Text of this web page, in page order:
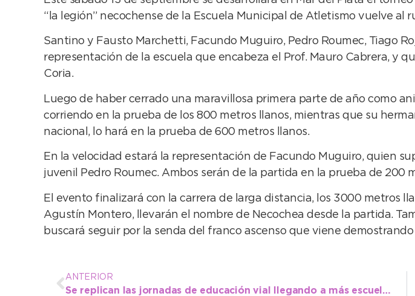
“la legión” necochense de la Escuela Municipal de Atletismo vuelve al
Santino y Fausto Marchetti, Facundo Muguiro, Pedro Roumec, Tiago
representación de la escuela que encabeza el Prof. Mauro Cabrera, y
Coria.
Luego de haber cerrado una maravillosa primera parte de año como
corriendo en la prueba de los 800 metros llanos, mientras que su
nacional, lo hará en la prueba de 600 metros llanos.
En la velocidad estará la representación de Facundo Muguiro, quien
juvenil Pedro Roumec. Ambos serán de la partida en la prueba de 200
El evento finalizará con la carrera de larga distancia, los 3000 metros
Agustín Montero, llevarán el nombre de Necochea desde la partida.
buscará seguir por la senda del franco ascenso que viene
ANTERIOR
Se replican las jornadas de educación vial llegando a más escuelas de Necochea y Quequén